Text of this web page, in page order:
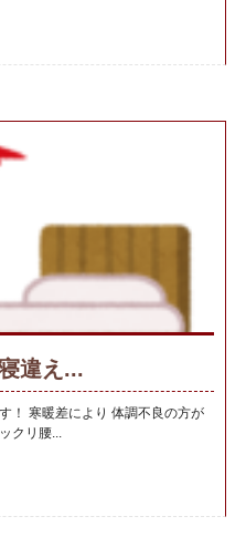
違え...
！ 寒暖差により 体調不良の方が
クリ腰...